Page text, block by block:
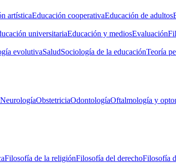
artísticaEducación cooperativaEducación de adultos
universitariaEducación y mediosEvaluación
evolutivaSaludSociología de la educaciónTeoría
NeurologíaObstetriciaOdontologíaOftalmología y
Filosofía de la religiónFilosofía del derechoFilosofía